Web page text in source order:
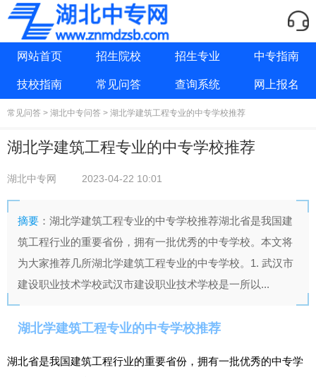
网站首页 招生院校 招生专业 中专指南
技校指南 常见问答 查询系统 网上报名
常见问答 > 湖北中专问答 > 湖北学建筑工程专业的中专学校推荐
湖北学建筑工程专业的中专学校推荐
湖北中专网 2023-04-22 10:01
摘要 ：湖北学建筑工程专业的中专学校推荐湖北省是我国建
筑工程行业的重要省份，拥有一批优秀的中专学校。本文将
为大家推荐几所湖北学建筑工程专业的中专学校。1. 武汉市
建设职业技术学校武汉市建设职业技术学校是一所以...
湖北学建筑工程专业的中专学校推荐
湖北省是我国建筑工程行业的重要省份，拥有一批优秀的中专学